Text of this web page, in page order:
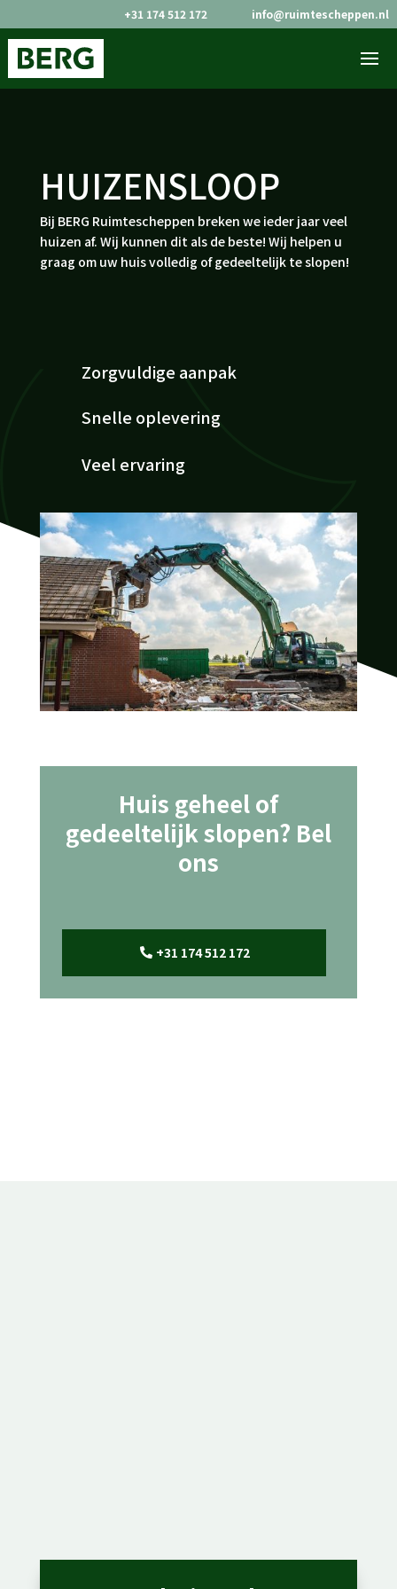
+31 174 512 172 info@ruimtescheppen.nl
HUIZENSLOOP
Bij BERG Ruimtescheppen breken we ieder jaar veel
huizen af. Wij kunnen dit als de beste! Wij helpen u
graag om uw huis volledig of gedeeltelijk te slopen!
Zorgvuldige aanpak
Snelle oplevering
Veel ervaring
Huis geheel of
gedeeltelijk slopen? Bel
ons
+31 174 512 172